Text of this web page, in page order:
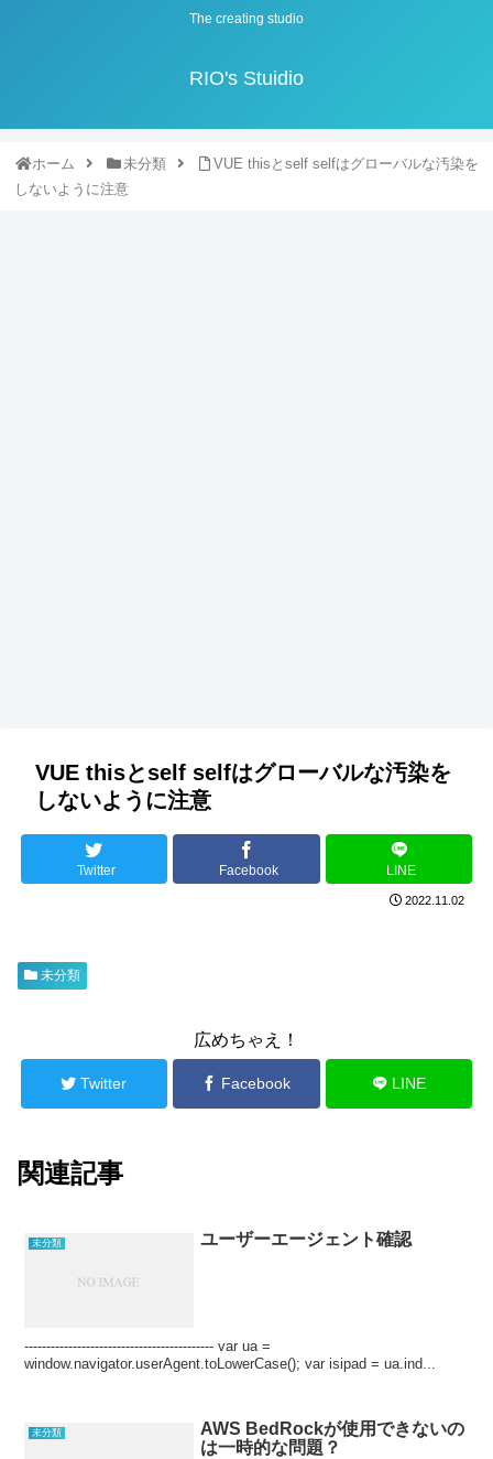
The creating studio
RIO's Stuidio
ホーム 未分類
VUE thisとself selfはグローバルな汚染を
しないように注意
VUE thisとself selfはグローバルな汚染を
しないように注意
Twitter Facebook LINE
2022.11.02
未分類
広めちゃえ！
Twitter Facebook LINE
関連記事
未分類 ユーザーエージェント確認
------------------------------------------- var ua =
window.navigator.userAgent.toLowerCase(); var isipad = ua.ind...
未分類
AWS BedRockが使用できないの
は一時的な問題？